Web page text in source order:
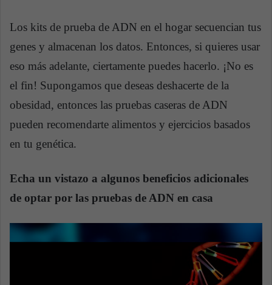
Los kits de prueba de ADN en el hogar secuencian tus
genes y almacenan los datos. Entonces, si quieres usar
eso más adelante, ciertamente puedes hacerlo. ¡No es
el fin! Supongamos que deseas deshacerte de la
obesidad, entonces las pruebas caseras de ADN
pueden recomendarte alimentos y ejercicios basados
en tu genética.
Echa un vistazo a algunos beneficios adicionales
de optar por las pruebas de ADN en casa